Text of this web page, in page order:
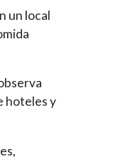
un local
hoteles y